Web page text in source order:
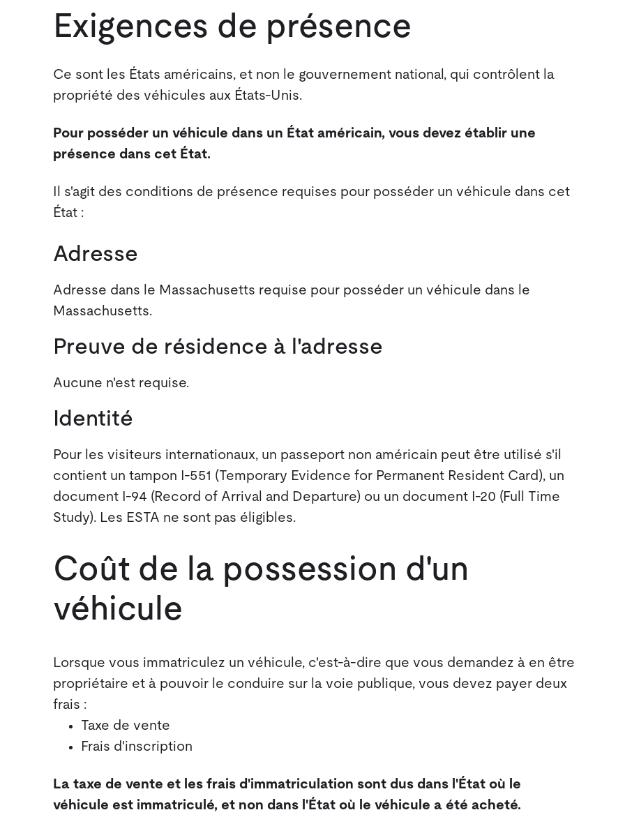
Exigences de présence
Ce sont les États américains, et non le gouvernement national, qui contrôlent la
propriété des véhicules aux États-Unis.
Pour posséder un véhicule dans un État américain, vous devez établir une
présence dans cet État.
Il s'agit des conditions de présence requises pour posséder un véhicule dans cet
État :
Adresse
Adresse dans le Massachusetts requise pour posséder un véhicule dans le
Massachusetts.
Preuve de résidence à l'adresse
Aucune n'est requise.
Identité
Pour les visiteurs internationaux, un passeport non américain peut être utilisé s'il
contient un tampon I-551 (Temporary Evidence for Permanent Resident Card), un
document I-94 (Record of Arrival and Departure) ou un document I-20 (Full Time
Study). Les ESTA ne sont pas éligibles.
Coût de la possession d'un
véhicule
Lorsque vous immatriculez un véhicule, c'est-à-dire que vous demandez à en être
propriétaire et à pouvoir le conduire sur la voie publique, vous devez payer deux
frais :
Taxe de vente
Frais d'inscription
La taxe de vente et les frais d'immatriculation sont dus dans l'État où le
véhicule est immatriculé, et non dans l'État où le véhicule a été acheté.